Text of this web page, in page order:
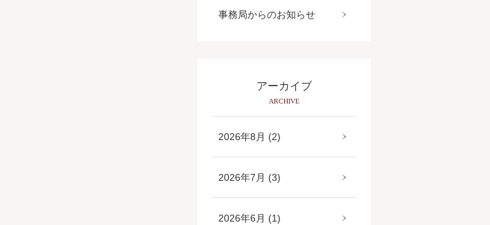
事務局からのお知らせ
アーカイブ
ARCHIVE
2026年8月 (2)
2026年7月 (3)
2026年6月 (1)